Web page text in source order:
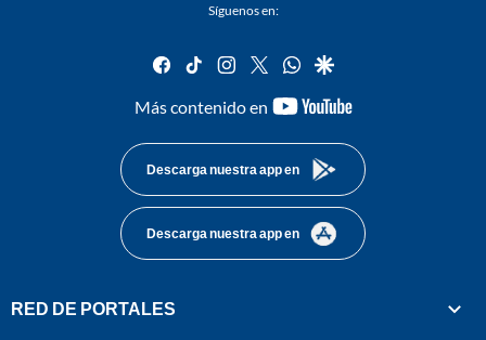
Síguenos en:
facebook
tiktok instagram
twitterwhatsapp
google
Más contenido en
youtube-
Descarga nuestra app en
Descarga nuestra app en
RED DE PORTALES